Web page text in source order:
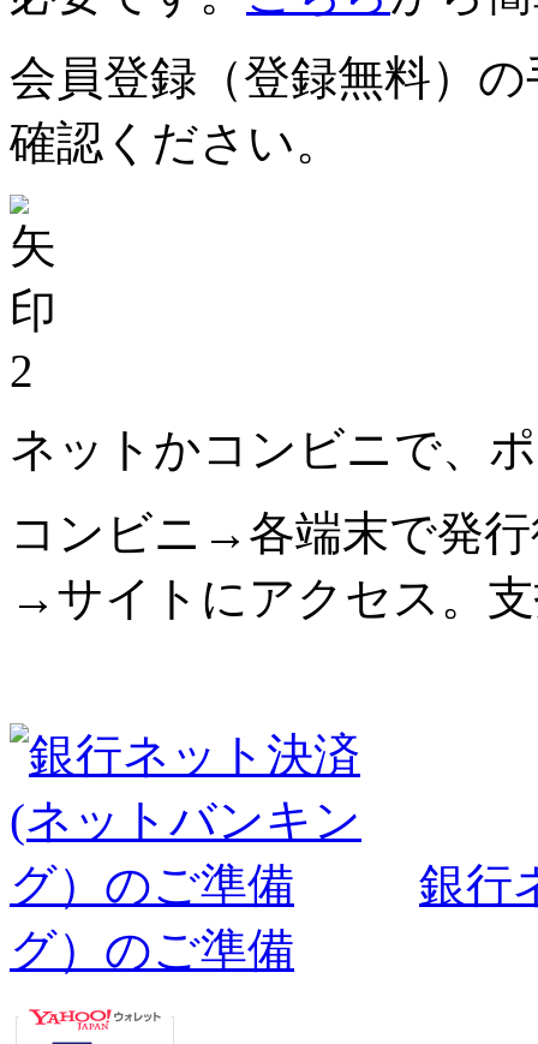
会員登録（登録無料）
確認ください。
2
ネットかコンビニで、
コンビニ→各端末で発
→サイトにアクセス。
銀行
グ）のご準備